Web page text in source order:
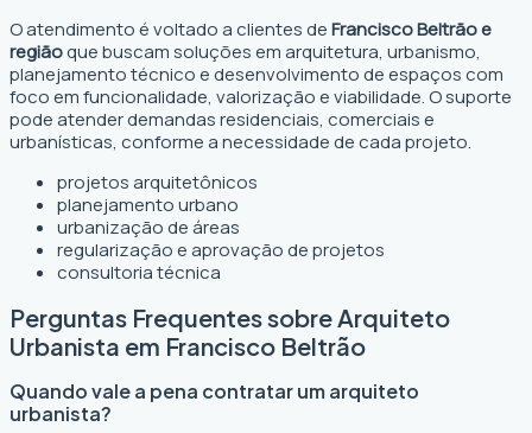
O atendimento é voltado a clientes deFrancisco Beltrão e
regiãoque buscam soluções em arquitetura, urbanismo,
planejamento técnico e desenvolvimento de espaços com
foco em funcionalidade, valorização e viabilidade. O suporte
pode atender demandas residenciais, comerciais e
urbanísticas, conforme a necessidade de cada projeto.
projetos arquitetônicos
planejamento urbano
urbanização de áreas
regularização e aprovação de projetos
consultoria técnica
Perguntas Frequentes sobre Arquiteto
Urbanista em Francisco Beltrão
Quando vale a pena contratar um arquiteto
urbanista?